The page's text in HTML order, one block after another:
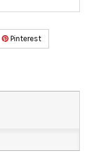
Pinterest